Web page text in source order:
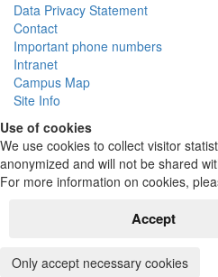
Data Privacy Statement
Contact
Important phone numbers
Intranet
Campus Map
Site Info
Use of cookies
We use cookies to collect visitor
anonymized and will not be shared
For more information on cookies,
Accept
Only accept necessary cookies